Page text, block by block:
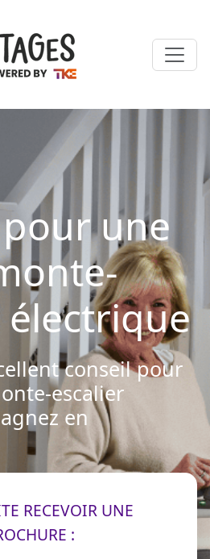
une
électrique
conseil pour
escalier
en
RECEVOIR UNE
: